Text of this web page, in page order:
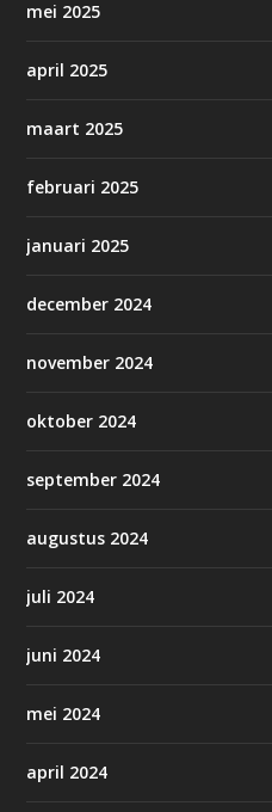
mei 2025
april 2025
maart 2025
februari 2025
januari 2025
december 2024
november 2024
oktober 2024
september 2024
augustus 2024
juli 2024
juni 2024
mei 2024
april 2024